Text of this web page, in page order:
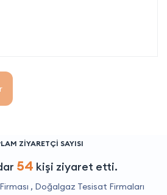
ZİYARETÇİ SAYISI
54 kişi ziyaret etti.
, Doğalgaz Tesisat Firmaları